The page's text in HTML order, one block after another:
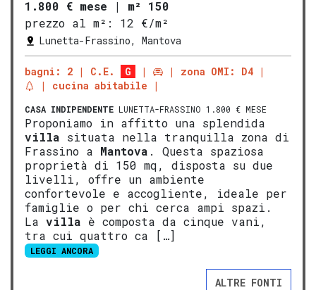
1.800 € mese | m² 150
prezzo al m²:
12 €/m²
Lunetta-Frassino, Mantova
bagni: 2 C.E. G
zona OMI: D4
cucina abitabile
CASA INDIPENDENTE LUNETTA-FRASSINO 1.800 € MESE
Proponiamo in affitto una splendida
villa situata nella tranquilla zona di
Frassino a Mantova . Questa spaziosa
proprietà di 150 mq, disposta su due
livelli, offre un ambiente
confortevole e accogliente, ideale per
famiglie o per chi cerca ampi spazi.
La villa è composta da cinque vani,
tra cui quattro ca […]
LEGGI ANCORA
ALTRE FONTI